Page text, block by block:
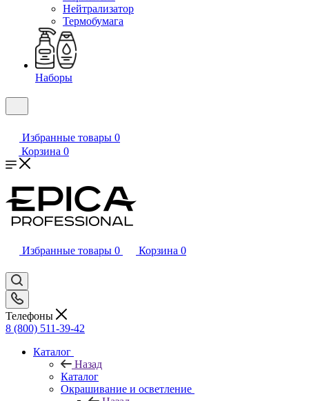
Нейтрализатор
Термобумага
Наборы
Избранные товары 0
Корзина 0
Избранные товары 0 Корзина 0
Телефоны
8 (800) 511-39-42
Каталог
Назад
Каталог
Окрашивание и осветление